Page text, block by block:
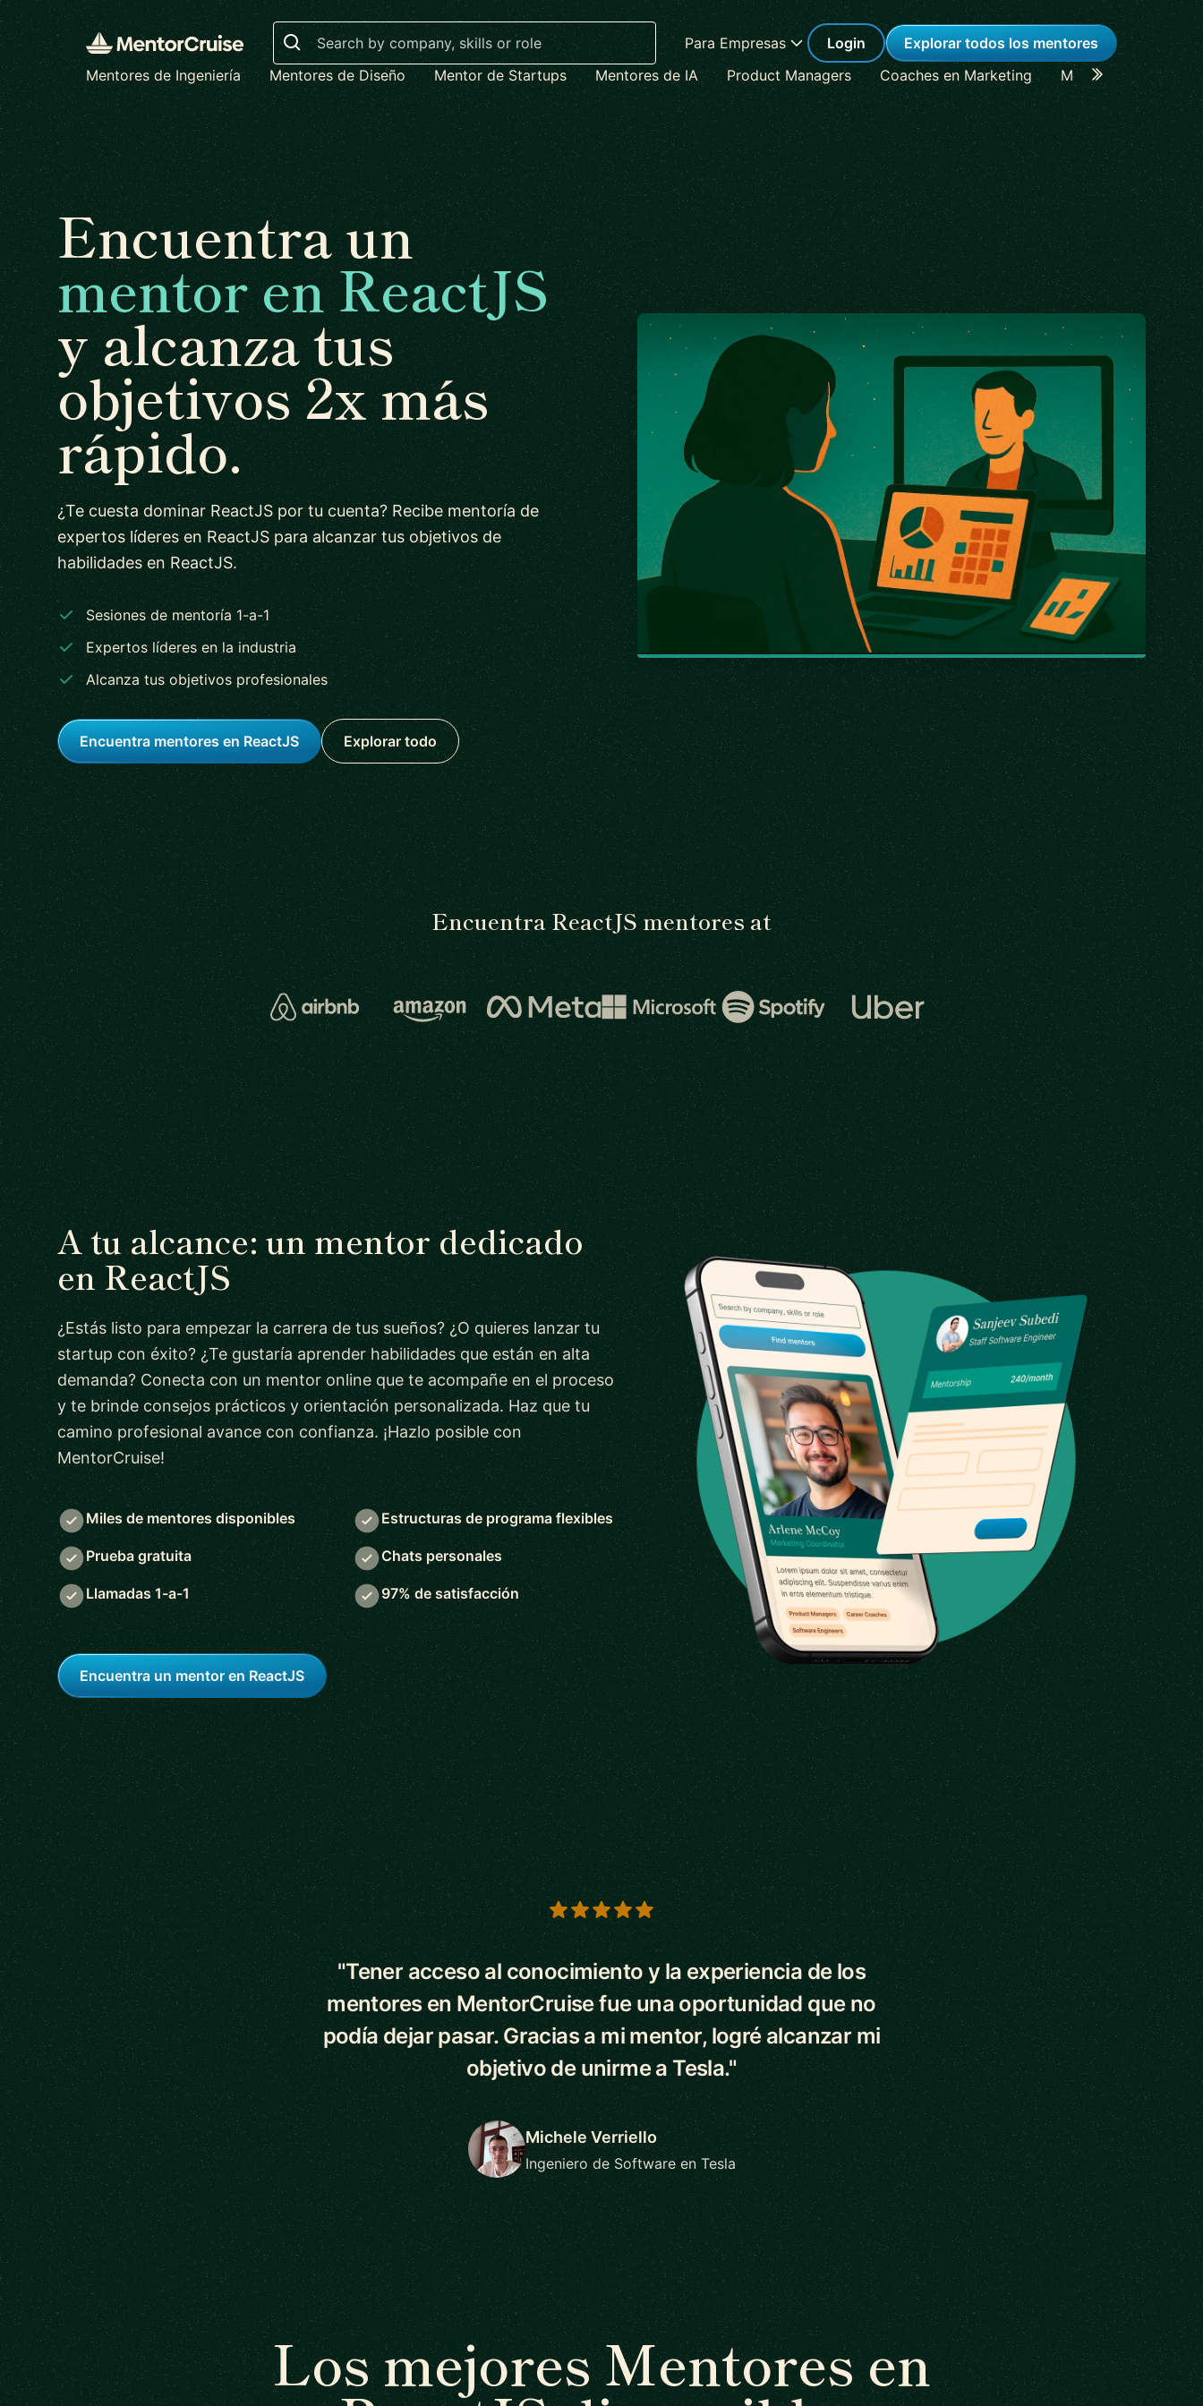
Search
Para Empresas Login
Explorar todos los mentores
Mentores de Ingeniería
Mentores de Diseño Mentor de Startups Mentores de IA Product Managers Coaches en Marketing Mentores en
Encuentra un
mentor en ReactJS
y alcanza tus
objetivos 2x más
rápido.
¿Te cuesta dominar ReactJS por tu cuenta? Recibe mentoría de
expertos líderes en ReactJS para alcanzar tus objetivos de
habilidades en ReactJS.
Sesiones de mentoría 1-a-1
Expertos líderes en la industria
Alcanza tus objetivos profesionales
Encuentra mentores en ReactJS Explorar todo
Encuentra ReactJS mentores at
A tu alcance: un mentor dedicado
en ReactJS
¿Estás listo para empezar la carrera de tus sueños? ¿O quieres lanzar tu
startup con éxito? ¿Te gustaría aprender habilidades que están en alta
demanda? Conecta con un mentor online que te acompañe en el proceso
y te brinde consejos prácticos y orientación personalizada. Haz que tu
camino profesional avance con confianza. ¡Hazlo posible con
MentorCruise!
Miles de mentores disponibles Estructuras de programa flexibles
Prueba gratuita Chats personales
Llamadas 1-a-1 97% de satisfacción
Encuentra un mentor en ReactJS
5 out of 5 stars
"Tener acceso al conocimiento y la experiencia de los
mentores en MentorCruise fue una oportunidad que no
podía dejar pasar. Gracias a mi mentor, logré alcanzar mi
objetivo de unirme a Tesla."
Michele Verriello
Ingeniero de Software en Tesla
Los mejores Mentores en